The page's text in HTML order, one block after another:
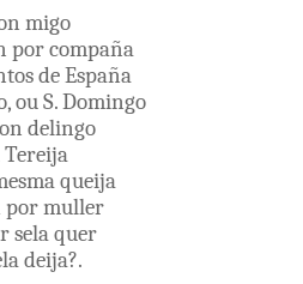
migo
porcompaña
deEspaña
,ouS.Domingo
delingo
Tereija
queija
pormuller
selaquer
deija?.